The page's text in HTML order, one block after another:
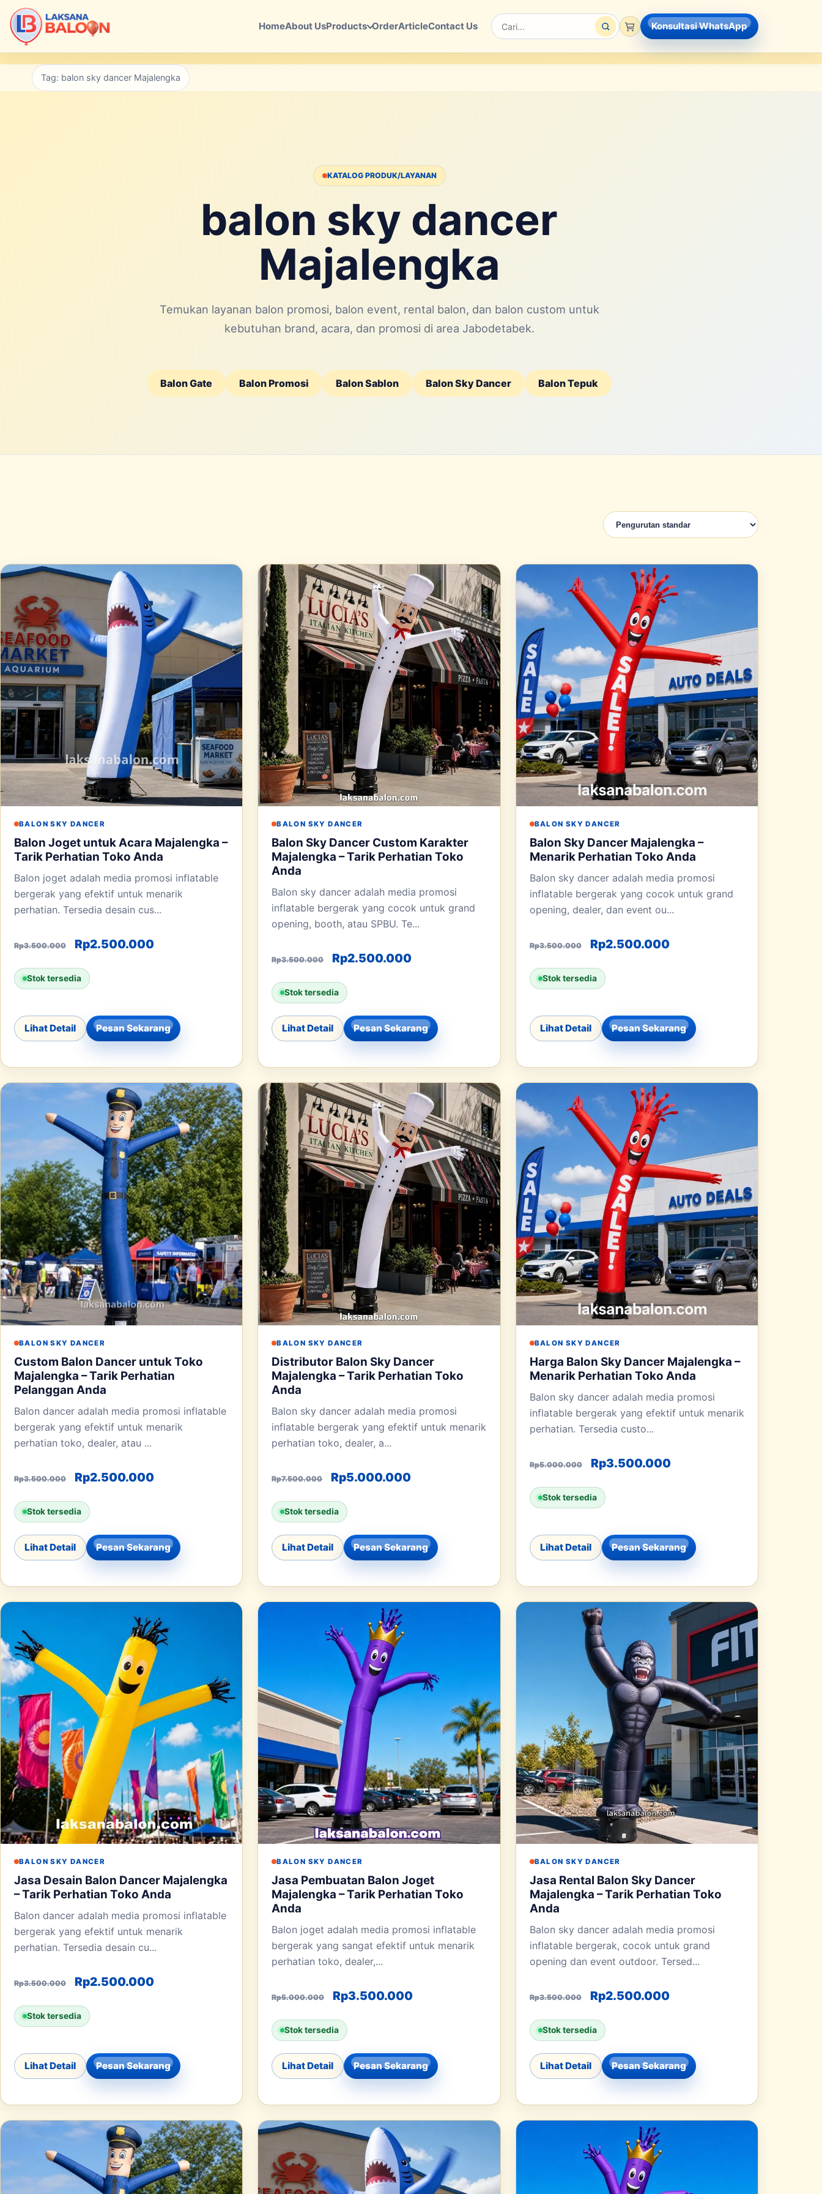
HomeAbout UsProducts OrderArticleContact Us
Cari
Konsultasi WhatsApp
Tag: balon sky dancer Majalengka
KATALOG PRODUK/LAYANAN
balon sky dancer
Majalengka
Temukan layanan balon promosi, balon event, rental balon, dan balon custom untuk
kebutuhan brand, acara, dan promosi di area Jabodetabek.
Balon Gate Balon Promosi Balon Sablon Balon Sky Dancer Balon Tepuk
BALON SKY DANCER
Balon Joget untuk Acara Majalengka –
Tarik Perhatian Toko Anda
Balon joget adalah media promosi inflatable
bergerak yang efektif untuk menarik
perhatian. Tersedia desain cus...
Rp3.500.000 Harga aslinya adalah: Rp3.500.000.
Rp2.500.000Harga saat ini adalah: Rp2.500.000.
Stok tersedia
Lihat Detail Pesan Sekarang
BALON SKY DANCER
Balon Sky Dancer Custom Karakter
Majalengka – Tarik Perhatian Toko
Anda
Balon sky dancer adalah media promosi
inflatable bergerak yang cocok untuk grand
opening, booth, atau SPBU. Te...
Rp3.500.000 Harga aslinya adalah: Rp3.500.000.
Rp2.500.000Harga saat ini adalah: Rp2.500.000.
Stok tersedia
Lihat Detail Pesan Sekarang
BALON SKY DANCER
Balon Sky Dancer Majalengka –
Menarik Perhatian Toko Anda
Balon sky dancer adalah media promosi
inflatable bergerak yang cocok untuk grand
opening, dealer, dan event ou...
Rp3.500.000 Harga aslinya adalah: Rp3.500.000.
Rp2.500.000Harga saat ini adalah:
Stok tersedia
Lihat Detail Pesan Sekarang
BALON SKY DANCER
Custom Balon Dancer untuk Toko
Majalengka – Tarik Perhatian
Pelanggan Anda
Balon dancer adalah media promosi inflatable
bergerak yang efektif untuk menarik
perhatian toko, dealer, atau ...
Rp3.500.000 Harga aslinya adalah: Rp3.500.000.
Rp2.500.000Harga saat ini adalah: Rp2.500.000.
Stok tersedia
Lihat Detail Pesan Sekarang
BALON SKY DANCER
Distributor Balon Sky Dancer
Majalengka – Tarik Perhatian Toko
Anda
Balon sky dancer adalah media promosi
inflatable bergerak yang efektif untuk menarik
perhatian toko, dealer, a...
Rp7.500.000 Harga aslinya adalah: Rp7.500.000.
Rp5.000.000Harga saat ini adalah: Rp5.000.000.
Stok tersedia
Lihat Detail Pesan Sekarang
BALON SKY DANCER
Harga Balon Sky Dancer Majalengka –
Menarik Perhatian Toko Anda
Balon sky dancer adalah media promosi
inflatable bergerak yang efektif untuk menarik
perhatian. Tersedia custo...
Rp5.000.000 Harga aslinya adalah: Rp5.000.000.
Rp3.500.000Harga saat ini adalah:
Stok tersedia
Lihat Detail Pesan Sekarang
BALON SKY DANCER
Jasa Desain Balon Dancer Majalengka
– Tarik Perhatian Toko Anda
Balon dancer adalah media promosi inflatable
bergerak yang efektif untuk menarik
perhatian. Tersedia desain cu...
Rp3.500.000 Harga aslinya adalah: Rp3.500.000.
Rp2.500.000Harga saat ini adalah: Rp2.500.000.
Stok tersedia
Lihat Detail Pesan Sekarang
BALON SKY DANCER
Jasa Pembuatan Balon Joget
Majalengka – Tarik Perhatian Toko
Anda
Balon joget adalah media promosi inflatable
bergerak yang sangat efektif untuk menarik
perhatian toko, dealer,...
Rp5.000.000 Harga aslinya adalah: Rp5.000.000.
Rp3.500.000Harga saat ini adalah: Rp3.500.000.
Stok tersedia
Lihat Detail Pesan Sekarang
BALON SKY DANCER
Jasa Rental Balon Sky Dancer
Majalengka – Tarik Perhatian Toko
Anda
Balon sky dancer adalah media promosi
inflatable bergerak, cocok untuk grand
opening dan event outdoor. Tersed...
Rp3.500.000 Harga aslinya adalah: Rp3.500.000.
Rp2.500.000Harga saat ini adalah:
Stok tersedia
Lihat Detail Pesan Sekarang